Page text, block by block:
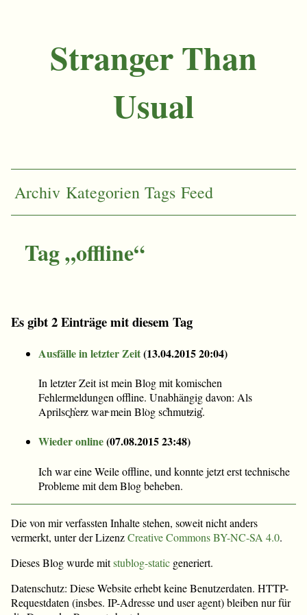
Stranger Than
Usual
Archiv Kategorien Tags Feed
Tag „offline“
Es gibt 2 Einträge mit diesem Tag
Ausfälle in letzter Zeit(13.04.2015 20:04)
In letzter Zeit ist mein Blog mit komischen
Fehlermeldungen offline. Unabhängig davon: Als
Aprilsc͓h̔er̵z war̵ mein Bl͘og sc̔hmut̵zig̔.
Wieder online(07.08.2015 23:48)
Ich war eine Weile offline, und konnte jetzt erst technische
Probleme mit dem Blog beheben.
Die von mir verfassten Inhalte stehen, soweit nicht anders
vermerkt, unter der LizenzCreative Commons BY-NC-SA 4.0.
Dieses Blog wurde mitstublog-static generiert.
Datenschutz: Diese Website erhebt keine Benutzerdaten. HTTP-
Requestdaten (insbes. IP-Adresse und user agent) bleiben nur für